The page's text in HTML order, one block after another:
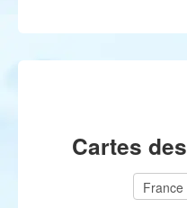
Cartes